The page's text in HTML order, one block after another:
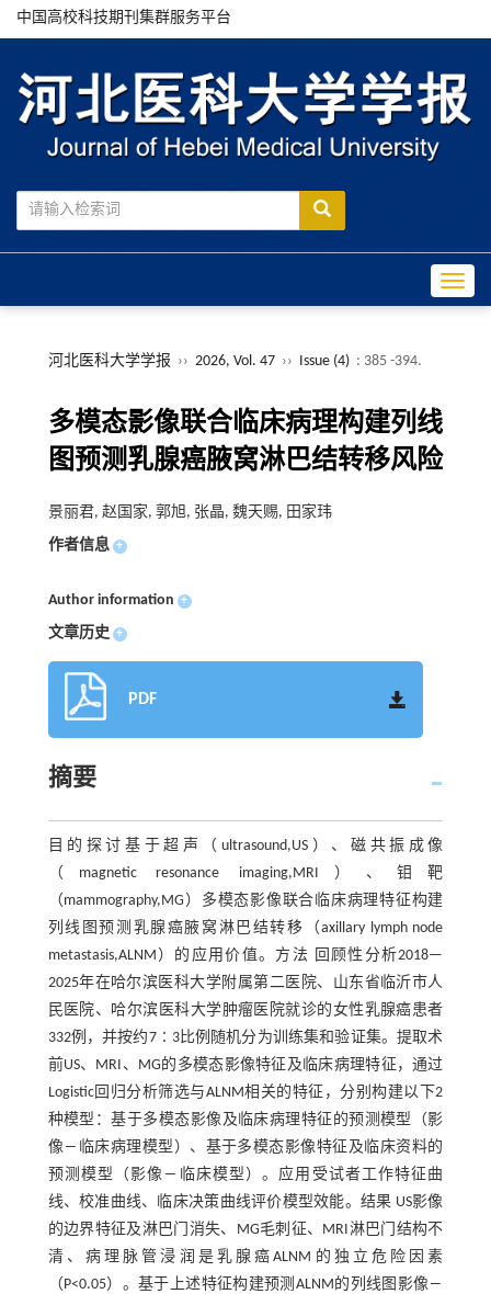
中国高校科技期刊集群服务平台
河北医科大学学报 ›› 2026, Vol. 47 ›› Issue (4) : 385 -394.
多模态影像联合临床病理构建列线
图预测乳腺癌腋窝淋巴结转移风险
景丽君, 赵国家, 郭旭, 张晶, 魏天赐, 田家玮
作者信息 +
Author information +
文章历史 +
PDF
摘要
目的探讨基于超声（ultrasound,US）、磁共振成像
（magnetic resonance imaging,MRI）、钼靶
（mammography,MG）多模态影像联合临床病理特征构建
列线图预测乳腺癌腋窝淋巴结转移（axillary lymph node
metastasis,ALNM）的应用价值。方法 回顾性分析2018—
2025年在哈尔滨医科大学附属第二医院、山东省临沂市人
民医院、哈尔滨医科大学肿瘤医院就诊的女性乳腺癌患者
332例，并按约7∶3比例随机分为训练集和验证集。提取术
前US、MRI、MG的多模态影像特征及临床病理特征，通过
Logistic回归分析筛选与ALNM相关的特征，分别构建以下2
种模型：基于多模态影像及临床病理特征的预测模型（影
像―临床病理模型）、基于多模态影像特征及临床资料的
预测模型（影像―临床模型）。应用受试者工作特征曲
线、校准曲线、临床决策曲线评价模型效能。结果 US影像
的边界特征及淋巴门消失、MG毛刺征、MRI淋巴门结构不
清、病理脉管浸润是乳腺癌ALNM的独立危险因素
（P<0.05）。基于上述特征构建预测ALNM的列线图影像―